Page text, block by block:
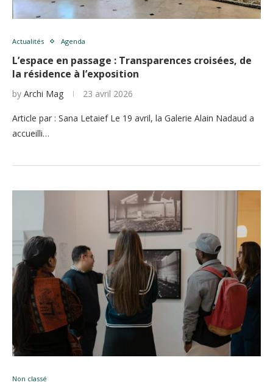
Actualités Agenda
L’espace en passage : Transparences croisées, de
la résidence à l’exposition
by Archi Mag 23 avril 2026
Article par : Sana Letaief Le 19 avril, la Galerie Alain Nadaud a
accueilli…
Non classé